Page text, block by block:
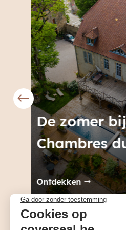
De zomer
Ontdekken